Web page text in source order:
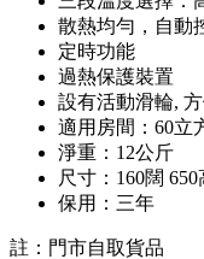
散熱均勻，自動
定時功能
過熱保護裝置
設有活動滑輪,
適用房間：60立
淨重：12公斤
尺寸：160闊
保用：三年
註：門市自取貨品